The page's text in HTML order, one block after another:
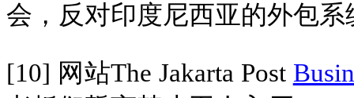
会，反对印度尼西亚的外包系
[10] 网站The Jakarta Post